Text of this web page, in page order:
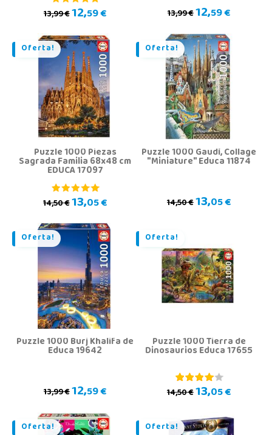
13,99 €12,59 € 13,99 €12,59 €
Oferta!
Puzzle 1000 Piezas
Sagrada Familia 68x48 cm
EDUCA 17097
14,50 €13,05 €
Oferta!
Puzzle 1000 Gaudí, Collage
"Miniature" Educa 11874
14,50 €13,05 €
Oferta!
Puzzle 1000 Burj Khalifa de
Educa 19642
13,99 €12,59 €
Oferta!
Puzzle 1000 Tierra de
Dinosaurios Educa 17655
14,50 €13,05 €
Oferta! Oferta!